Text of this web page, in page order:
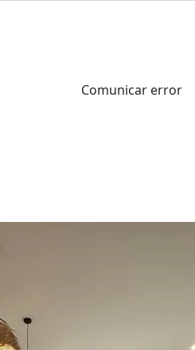
Comunicar error